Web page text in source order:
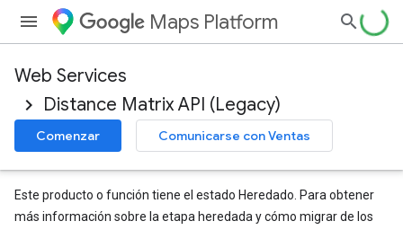
Maps Platform
Web Services
Distance Matrix API (Legacy)
Comenzar Comunicarse con Ventas
Este producto o función tiene el estado Heredado. Para obtener
más información sobre la etapa heredada y cómo migrar de los